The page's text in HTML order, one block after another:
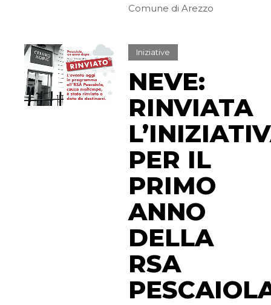
Comune di Arezzo
Iniziative
NEVE:
RINVIATA
PER IL
PRIMO
ANNO
DELLA
RSA